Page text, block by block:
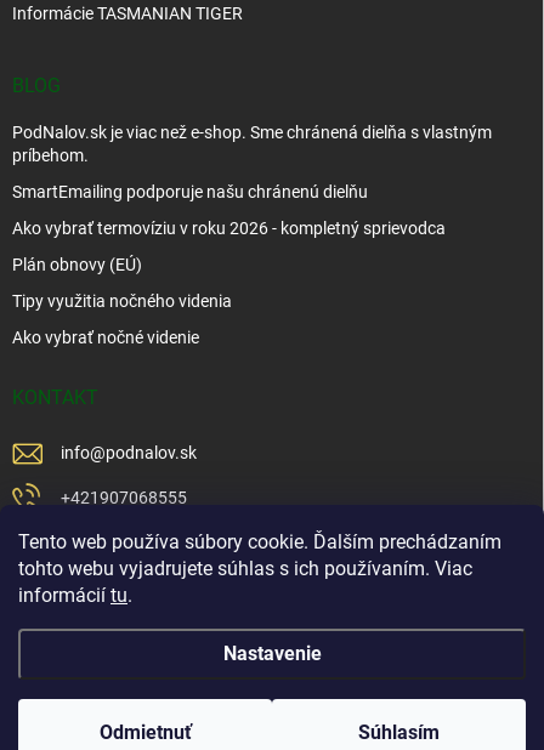
Tento web používa súbory cookie. Ďalším prechádzaním
tohto webu vyjadrujete súhlas s ich používaním. Viac
informácií tu.
Nastavenie
Odmietnuť Súhlasím
Informácie TASMANIAN TIGER
BLOG
PodNalov.sk je viac než e-shop. Sme chránená dielňa s vlastným
príbehom.
SmartEmailing podporuje našu chránenú dielňu
Ako vybrať termovíziu v roku 2026 - kompletný sprievodca
Plán obnovy (EÚ)
Tipy využitia nočného videnia
Ako vybrať nočné videnie
KONTAKT
info@podnalov.sk
+421907068555
+421902479599
https://www.facebook.com/www.podnalov.sk
podnalov
Copyright 2026 . Všetky práva vyhradené.